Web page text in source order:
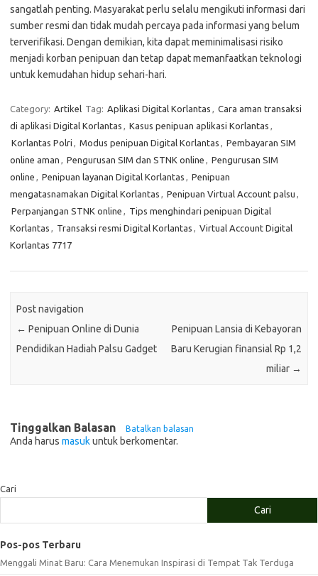
sangatlah penting. Masyarakat perlu selalu mengikuti informasi dari
sumber resmi dan tidak mudah percaya pada informasi yang belum
terverifikasi. Dengan demikian, kita dapat meminimalisasi risiko
menjadi korban penipuan dan tetap dapat memanfaatkan teknologi
untuk kemudahan hidup sehari-hari.
Category: Artikel Tag: Aplikasi Digital Korlantas , Cara aman transaksi
di aplikasi Digital Korlantas , Kasus penipuan aplikasi Korlantas ,
Korlantas Polri , Modus penipuan Digital Korlantas , Pembayaran SIM
online aman , Pengurusan SIM dan STNK online , Pengurusan SIM
online , Penipuan layanan Digital Korlantas , Penipuan
mengatasnamakan Digital Korlantas , Penipuan Virtual Account palsu ,
Perpanjangan STNK online , Tips menghindari penipuan Digital
Korlantas , Transaksi resmi Digital Korlantas , Virtual Account Digital
Korlantas 7717
Post navigation
← Penipuan Online di Dunia
Pendidikan Hadiah Palsu Gadget
Penipuan Lansia di Kebayoran
Baru Kerugian finansial Rp 1,2
miliar →
Tinggalkan Balasan Batalkan balasan
Anda harus masukuntuk berkomentar.
Cari
Cari
Pos-pos Terbaru
Menggali Minat Baru: Cara Menemukan Inspirasi di Tempat Tak Terduga